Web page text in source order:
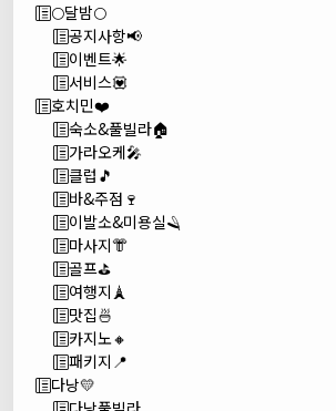
🌕달밤🌕
공지사항📢
이벤트🌟
서비스💟
호치민❤️
숙소&풀빌라🏠
가라오케🎤
클럽🎵
바&주점🍷
이발소&미용실🪒
마사지👘
골프⛳
여행지🗼
맛집🍜
카지노🔸
패키지📍
다낭💛